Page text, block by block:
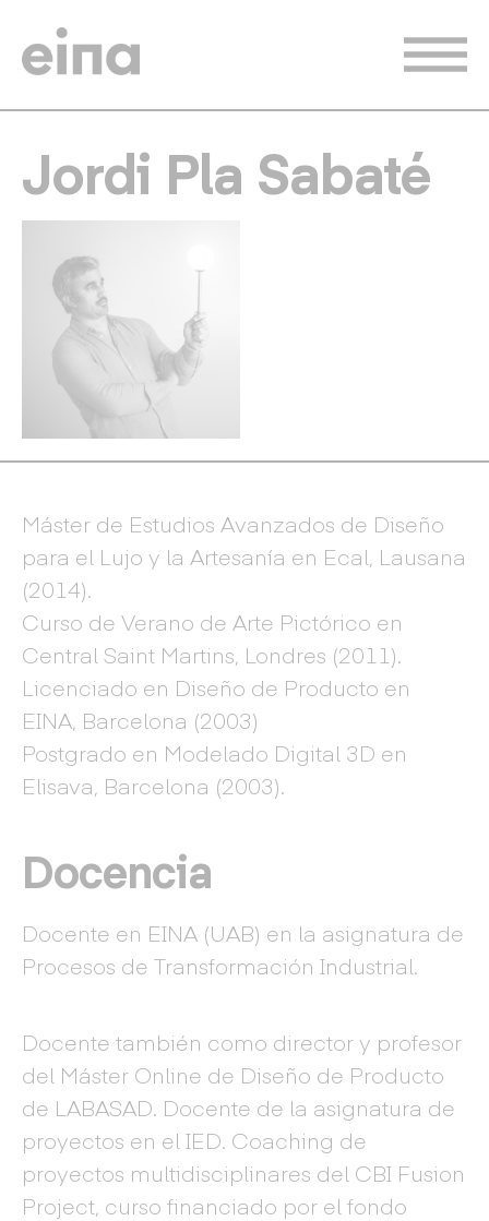
principal
Jordi Pla Sabaté
Máster de Estudios Avanzados de Diseño
para el Lujo y la Artesanía en Ecal, Lausana
(2014).
Curso de Verano de Arte Pictórico en
Central Saint Martins, Londres (2011).
Licenciado en Diseño de Producto en
EINA, Barcelona (2003)
Postgrado en Modelado Digital 3D en
Elisava, Barcelona (2003).
Docencia
Docente en EINA (UAB) en la asignatura de
Procesos de Transformación Industrial.
Docente también como director y profesor
del Máster Online de Diseño de Producto
de LABASAD. Docente de la asignatura de
proyectos en el IED. Coaching de
proyectos multidisciplinares del CBI Fusion
Project, curso financiado por el fondo